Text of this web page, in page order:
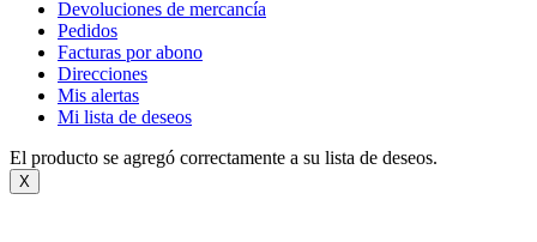
Devoluciones de mercancía
Pedidos
Facturas por abono
Direcciones
Mis alertas
Mi lista de deseos
El producto se agregó correctamente a su lista de deseos.
X